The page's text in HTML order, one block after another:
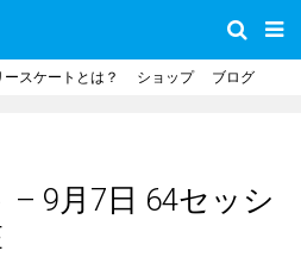
ースケートとは？ ショップ ブログ
– 9月7日 64セッシ